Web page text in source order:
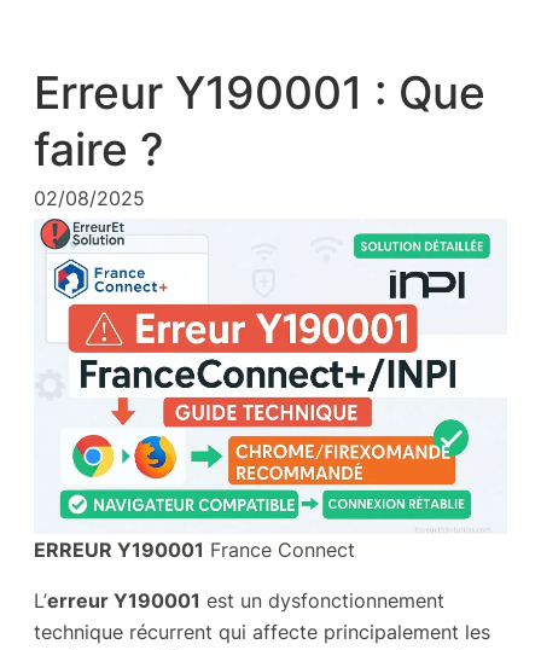
Erreur Y190001 : Que
faire ?
02/08/2025
ERREUR Y190001 France Connect
L’erreur Y190001 est un dysfonctionnement
technique récurrent qui affecte principalement les